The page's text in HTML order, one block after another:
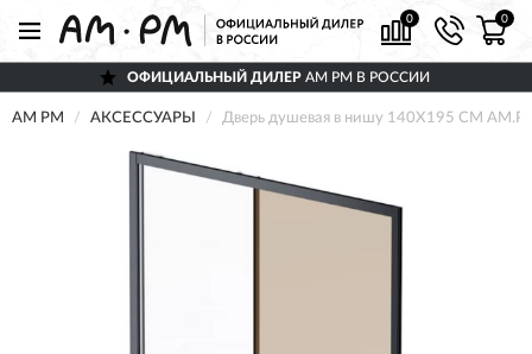
0 0
ОФИЦИАЛЬНЫЙ ДИЛЕР AM PM В РОССИИ
AM PM АКСЕССУАРЫ Дверь душевая в нишу 140X195 СМ